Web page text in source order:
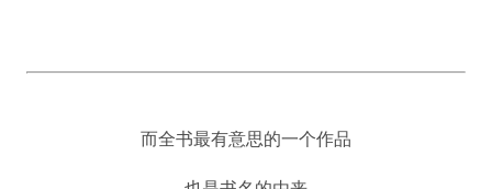
而全书最有意思的一个作品